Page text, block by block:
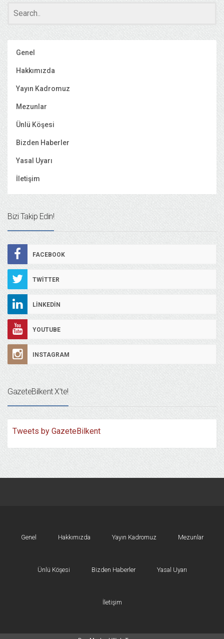
Genel
Hakkımızda
Yayın Kadromuz
Mezunlar
Ünlü Köşesi
Bizden Haberler
Yasal Uyarı
İletişim
Bizi Takip Edin!
FACEBOOK
TWITTER
LINKEDIN
YOUTUBE
INSTAGRAM
GazeteBilkent X’te!
Tweets by GazeteBilkent
Genel Hakkımızda Yayın Kadromuz Mezunlar
Ünlü Köşesi Bizden Haberler Yasal Uyarı
İletişim